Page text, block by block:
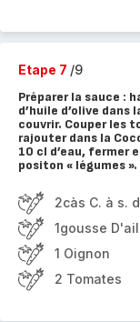
Etape 7 /9
Préparer la sauce :
d’huile d’olive
couvrir. Couper les
rajouter dans la
10 cl d’eau, fermer
positon « légumes ».
2càs C. à s.
1gousse D'ail
1 Oignon
2 Tomates